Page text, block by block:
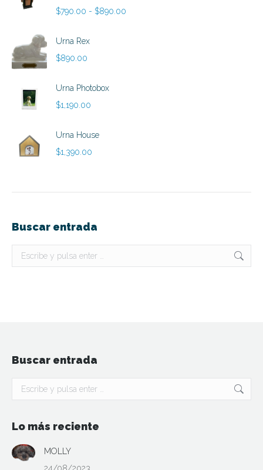
$790.00 - $890.00
Urna Rex
$890.00
Urna Photobox
$1,190.00
Urna House
$1,390.00
Buscar entrada
Buscar:
Buscar entrada
Buscar:
Lo más reciente
MOLLY